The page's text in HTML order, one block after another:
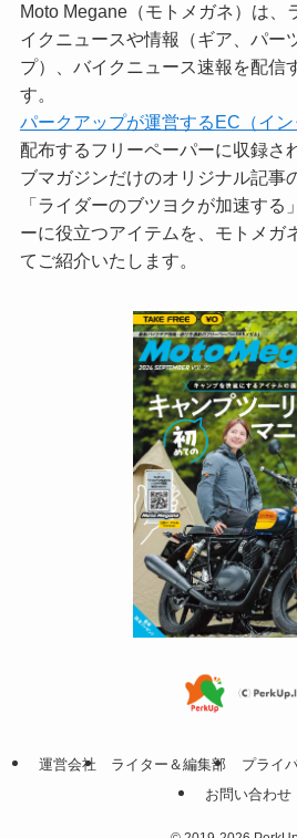
Moto Megane（モトメガネ）は、
イクニュースや情報（ギア、パー
プ）、バイクニュース速報を配信
す。
パークアップが運営するEC（イン
配布するフリーペーパーに収録さ
ブマガジンだけのオリジナル記事
「ライダーのブツヨクが加速す
ーに役立つアイテムを、モトメガ
てご紹介いたします。
運営会社 ライター＆編集部 プライ
お問い合わせ